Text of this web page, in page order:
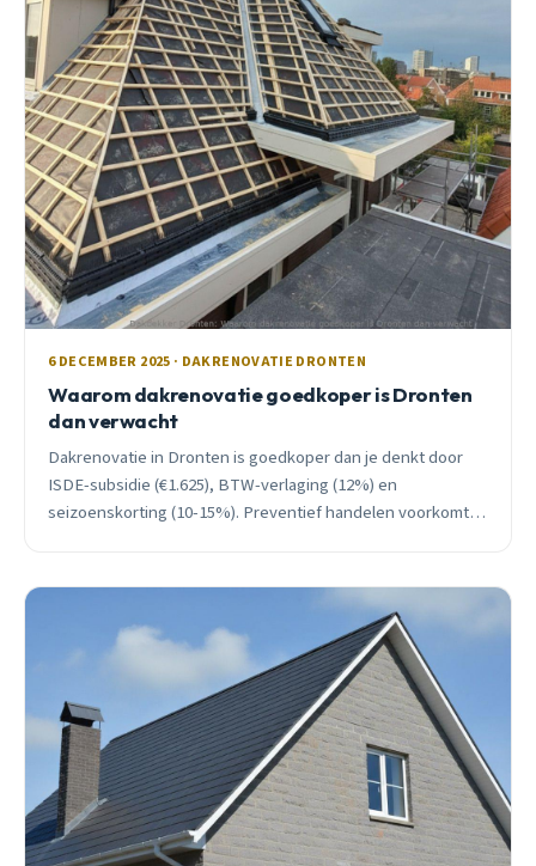
6 DECEMBER 2025 · DAKRENOVATIE DRONTEN
Waarom dakrenovatie goedkoper is Dronten
dan verwacht
Dakrenovatie in Dronten is goedkoper dan je denkt door
ISDE-subsidie (€1.625), BTW-verlaging (12%) en
seizoenskorting (10-15%). Preventief handelen voorkomt